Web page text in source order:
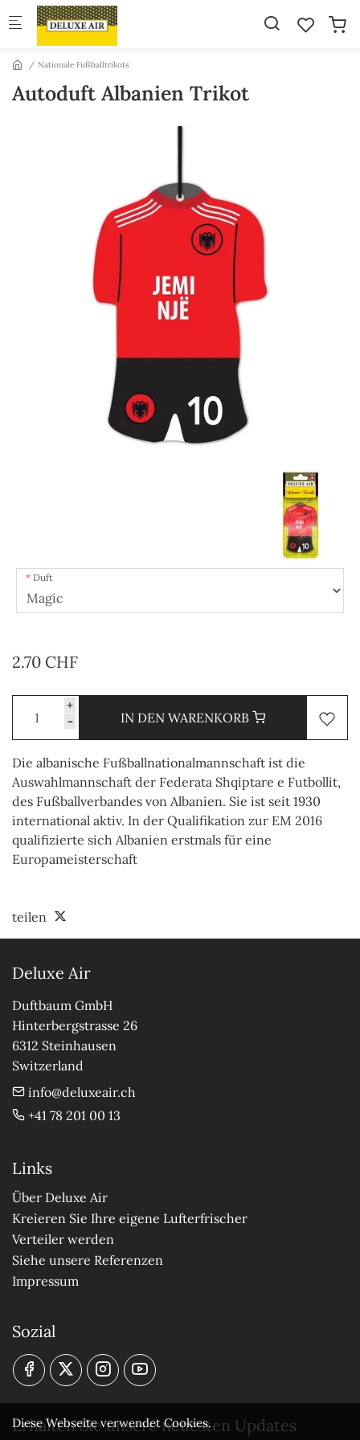
Skip to main content
Nationale Fußballtrikots
Autoduft Albanien Trikot
Duft
2.70 CHF
+
-
IN DEN WARENKORB
Die albanische Fußballnationalmannschaft ist die
Auswahlmannschaft der Federata Shqiptare e Futbollit,
des Fußballverbandes von Albanien. Sie ist seit 1930
international aktiv. In der Qualifikation zur EM 2016
qualifizierte sich Albanien erstmals für eine
Europameisterschaft
teilen
Deluxe Air
Duftbaum GmbH
Hinterbergstrasse 26
6312 Steinhausen
Switzerland
info@deluxeair.ch
+41 78 201 00 13
Links
Über Deluxe Air
Kreieren Sie Ihre eigene Lufterfrischer
Verteiler werden
Siehe unsere Referenzen
Impressum
Sozial
Erhalten Sie unsere neuesten Updates
Diese Webseite verwendet Cookies.